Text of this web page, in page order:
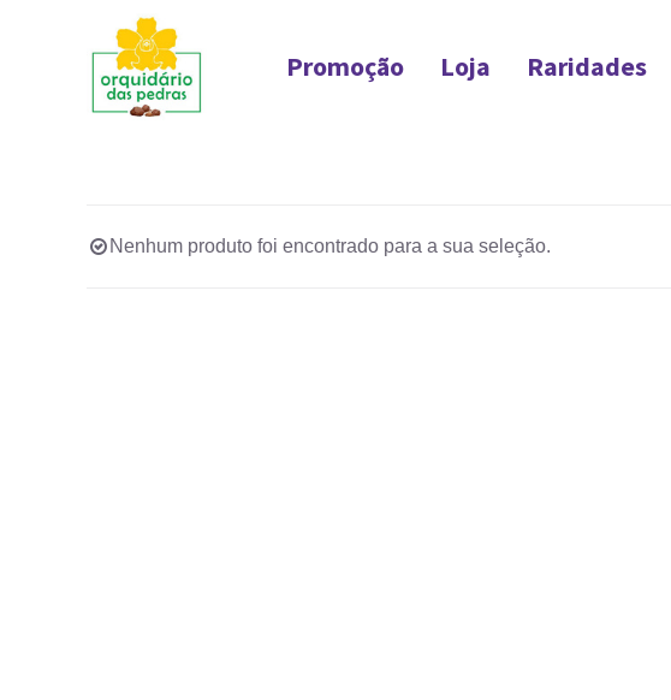
Promoção Loja Raridades
Nenhum produto foi encontrado para a sua seleção.